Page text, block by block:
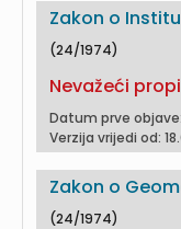
Zakon o
(24/1974)
Nevažeći
Datum prve
Verzija vrijedi od:
Zakon o
(24/1974)